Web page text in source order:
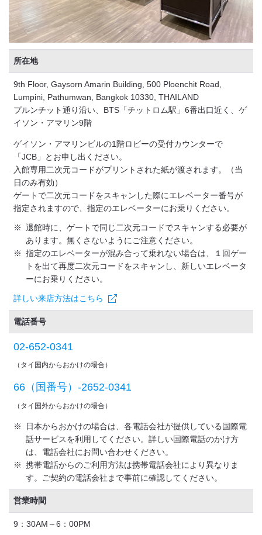
所在地
9th Floor, Gaysorn Amarin Building, 500 Ploenchit Road,
Lumpini, Pathumwan, Bangkok 10330, THAILAND
プルンチット通り沿い、BTS「チットロム駅」6番出口近く、ゲ
イソン・アマリン9階
ゲイソン・アマリンビルの1階ロビーの受付カウンターで
「JCB」とお申し出ください。
入館専用二次元コードがプリントされた紙が渡されます。（当
日のみ有効）
ゲートで二次元コードをスキャンした際にエレベーター番号が
指定されますので、指定のエレベーターにお乗りください。
※ 退館時に、ゲートで同じ二次元コードでスキャンする必要が
あります。無くさないようにご注意ください。
※ 指定のエレベーターが混み合って乗れない場合は、１回ゲー
トを出て再度二次元コードをスキャンし、新しいエレベータ
ーにお乗りください。
詳しい来店方法はこちら
電話番号
02-652-0341
（タイ国内からおかけの場合）
66（国番号）-2652-0341
（タイ国外からおかけの場合）
※
日本からおかけの場合は、各電話会社が提供している国際電
話サービスを利用してください。詳しい国際電話のかけ方
は、電話会社にお問い合わせください。
※ 携帯電話からのご利用方法は携帯電話会社により異なりま
す。ご契約の電話会社まで事前に確認してください。
営業時間
9：30AM～6：00PM